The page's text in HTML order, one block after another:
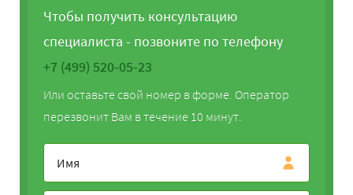
Чтобы получить консультацию
специалиста - позвоните по телефону
+7 (499) 520-05-23
Или оставьте свой номер в форме. Оператор
перезвонит Вам в течение 10 минут.